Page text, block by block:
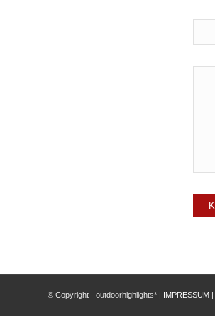
© Copyright - outdoorhighlights* | IMPRESSUM